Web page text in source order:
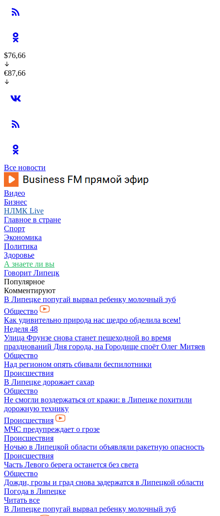
$76,66
€87,66
Все новости
Видео
Бизнес
НЛМК Live
Главное в стране
Спорт
Экономика
Политика
Здоровье
А знаете ли вы
Говорит Липецк
Популярное
Комментируют
В Липецке попугай вырвал ребенку молочный зуб
Общество
Как удивительно природа нас щедро обделила всем!
Неделя 48
Улица Фрунзе снова станет пешеходной во время
празднований Дня города, на Городище споёт Олег Митяев
Общество
Над регионом опять сбивали беспилотники
Происшествия
В Липецке дорожает сахар
Общество
Не смогли воздержаться от кражи: в Липецке похитили
дорожную технику
Происшествия
МЧС предупреждает о грозе
Происшествия
Ночью в Липецкой области объявляли ракетную опасность
Происшествия
Часть Левого берега останется без света
Общество
Дожди, грозы и град снова задержатся в Липецкой области
Погода в Липецке
Читать все
В Липецке попугай вырвал ребенку молочный зуб